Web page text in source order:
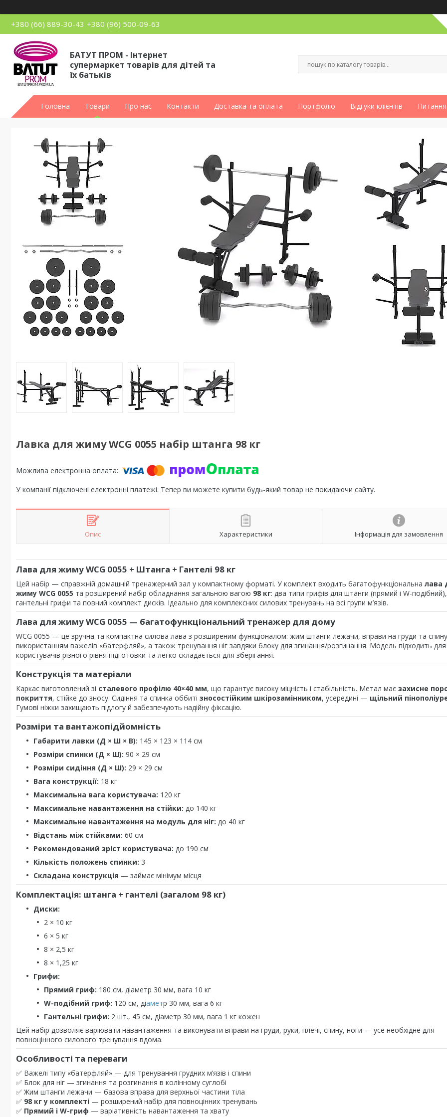
+380 (66) 889-30-43 +380 (96) 500-09-63
БАТУТ ПРОМ - Інтернет
супермаркет товарів для дітей та
їх батьків
Головна Товари Про нас Контакти Доставка та оплата Портфоліо Відгуки клієнтів Питання
Лавка для жиму WCG 0055 набір штанга 98 кг
У компанії підключені електронні платежі. Тепер ви можете купити будь-який товар не покидаючи сайту.
Опис Характеристики Інформація для замовлення
Лава для жиму WCG 0055 + Штанга + Гантелі 98 кг
Цей набір — справжній домашній тренажерний зал у компактному форматі. У комплект входить багатофункціональна лава
жиму WCG 0055 та розширений набір обладнання загальною вагою 98 кг: два типи грифів для штанги (прямий і W-подібний),
гантельні грифи та повний комплект дисків. Ідеально для комплексних силових тренувань на всі групи м’язів.
Лава для жиму WCG 0055 — багатофункціональний тренажер для дому
WCG 0055 — це зручна та компактна силова лава з розширеним функціоналом: жим штанги лежачи, вправи на груди та
використанням важелів «батерфляй», а також тренування ніг завдяки блоку для згинання/розгинання. Модель підходить для
користувачів різного рівня підготовки та легко складається для зберігання.
Конструкція та матеріали
Каркас виготовлений зі сталевого профілю 40×40 мм, що гарантує високу міцність і стабільність. Метал має захисне
покриття, стійке до зносу. Сидіння та спинка оббиті зносостійким шкірозамінником, усередині — щільний
Гумові ніжки захищають підлогу й забезпечують надійну фіксацію.
Розміри та вантажопідйомність
Габарити лавки (Д × Ш × В): 145 × 123 × 114 см
Розміри спинки (Д × Ш): 90 × 29 см
Розміри сидіння (Д × Ш): 29 × 29 см
Вага конструкції: 18 кг
Максимальна вага користувача: 120 кг
Максимальне навантаження на стійки: до 140 кг
Максимальне навантаження на модуль для ніг: до 40 кг
Відстань між стійками: 60 см
Рекомендований зріст користувача: до 190 см
Кількість положень спинки: 3
Складана конструкція — займає мінімум місця
Комплектація: штанга + гантелі (загалом 98 кг)
Диски:
2 × 10 кг
6 × 5 кг
8 × 2,5 кг
8 × 1,25 кг
Грифи:
Прямий гриф: 180 см, діаметр 30 мм, вага 10 кг
W-подібний гриф: 120 см, діаметр 30 мм, вага 6 кг
Гантельні грифи: 2 шт., 45 см, діаметр 30 мм, вага 1 кг кожен
Цей набір дозволяє варіювати навантаження та виконувати вправи на груди, руки, плечі, спину, ноги — усе необхідне для
повноцінного силового тренування вдома.
Особливості та переваги
✅ Важелі типу «батерфляй» — для тренування грудних м’язів і спини
✅ Блок для ніг — згинання та розгинання в колінному суглобі
✅ Жим штанги лежачи — базова вправа для верхньої частини тіла
✅ 98 кг у комплекті — розширений набір для повноцінних тренувань
✅ Прямий і W-гриф — варіативність навантаження та хвату